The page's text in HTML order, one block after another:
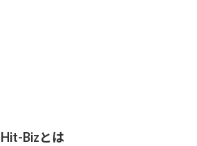
Hit-Bizとは